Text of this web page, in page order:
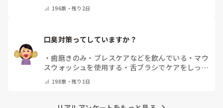
196票・残り2日
口臭対策ってしていますか？
・歯磨きのみ ・ ブレスケアなどを飲んでいる ・ マウ
スウォッシュを使用する ・ 舌ブラシでケアをしっか
の他(コメントで教えて下さい)
198票・残り1日